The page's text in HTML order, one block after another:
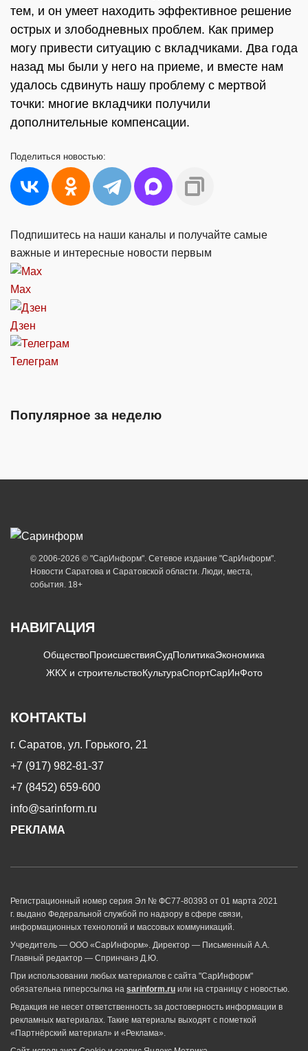
тем, и он умеет находить эффективное решение
острых и злободневных проблем. Как пример
могу привести ситуацию с вкладчиками. Два года
назад мы были у него на приеме, и вместе нам
удалось сдвинуть нашу проблему с мертвой
точки: многие вкладчики получили
дополнительные компенсации.
Поделиться новостью:
Подпишитесь на наши каналы и получайте самые
важные и интересные новости первым
Max
Дзен
Телеграм
Популярное за неделю
© 2006-2026 © "СарИнформ". Сетевое издание "СарИнформ".
Новости Саратова и Саратовской области. Люди, места,
события. 18+
НАВИГАЦИЯ
ОбществоПроисшествияСудПолитикаЭкономика
ЖКХ и строительствоКультураСпортСарИнФото
КОНТАКТЫ
г. Саратов, ул. Горького, 21
+7 (917) 982-81-37
+7 (8452) 659-600
info@sarinform.ru
РЕКЛАМА
Регистрационный номер серия Эл № ФС77-80393 от 01 марта 2021
г. выдано Федеральной службой по надзору в сфере связи,
информационных технологий и массовых коммуникаций.
Учредитель — ООО «СарИнформ». Директор — Письменный А.А.
Главный редактор — Спринчанэ Д.Ю.
При использовании любых материалов с сайта "СарИнформ"
обязательна гиперссылка на sarinform.ru или на страницу с новостью.
Редакция не несет ответственность за достоверность информации в
рекламных материалах. Такие материалы выходят с пометкой
«Партнёрский материал» и «Реклама».